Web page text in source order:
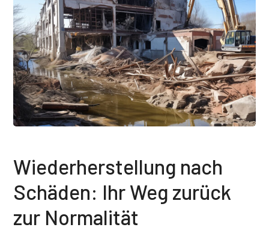
Wiederherstellung nach
Schäden: Ihr Weg zurück
zur Normalität